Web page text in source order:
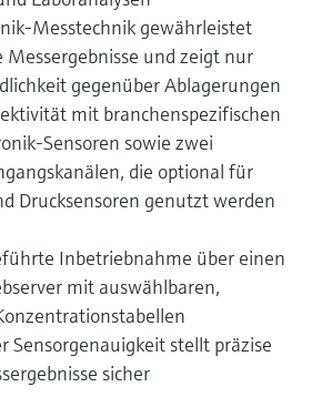
Messtechnik gewährleistet
Messergebnisse und zeigt nur
gegenüber Ablagerungen
mit branchenspezifischen
Sensoren sowie zwei
die optional für
Drucksensoren genutzt werden
Inbetriebnahme über einen
mit auswählbaren,
Sensorgenauigkeit stellt präzise
sicher